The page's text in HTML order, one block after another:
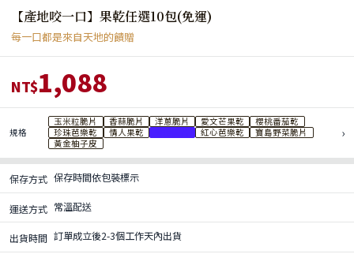
【產地咬一口】果乾任選10包(免運)
每一口都是來自天地的饋贈
NT$1,088
規格
玉米粒脆片 香蒜脆片 洋蔥脆片 愛文芒果乾
櫻桃番茄乾
珍珠芭樂乾
情人果乾 紅心芭樂乾
寶島野菜脆片
黃金柚子皮
›
保存方式 保存時間依包裝標示
運送方式 常溫配送
出貨時間 訂單成立後2-3個工作天內出貨